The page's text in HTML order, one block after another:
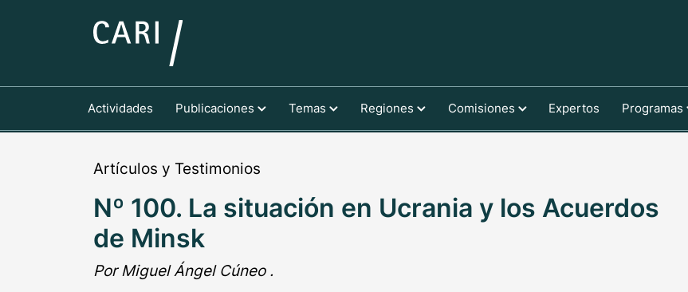
Actividades Publicaciones Temas Regiones Comisiones Expertos Programas
Artículos y Testimonios
Nº 100. La situación en Ucrania y los Acuerdos
de Minsk
Por Miguel Ángel Cúneo .